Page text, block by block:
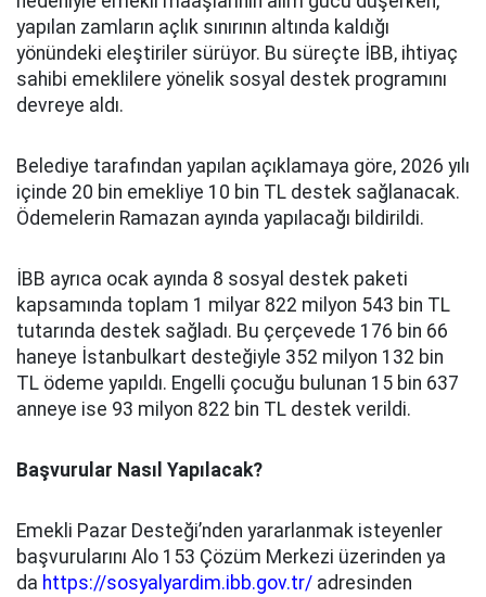
yapılan zamların açlık sınırının altında kaldığı
yönündeki eleştiriler sürüyor. Bu süreçte İBB, ihtiyaç
sahibi emeklilere yönelik sosyal destek programını
devreye aldı.
Belediye tarafından yapılan açıklamaya göre, 2026 yılı
içinde 20 bin emekliye 10 bin TL destek sağlanacak.
Ödemelerin Ramazan ayında yapılacağı bildirildi.
İBB ayrıca ocak ayında 8 sosyal destek paketi
kapsamında toplam 1 milyar 822 milyon 543 bin TL
tutarında destek sağladı. Bu çerçevede 176 bin 66
haneye İstanbulkart desteğiyle 352 milyon 132 bin
TL ödeme yapıldı. Engelli çocuğu bulunan 15 bin 637
anneye ise 93 milyon 822 bin TL destek verildi.
Başvurular Nasıl Yapılacak?
Emekli Pazar Desteği’nden yararlanmak isteyenler
başvurularını Alo 153 Çözüm Merkezi üzerinden ya
da https://sosyalyardim.ibb.gov.tr/ adresinden